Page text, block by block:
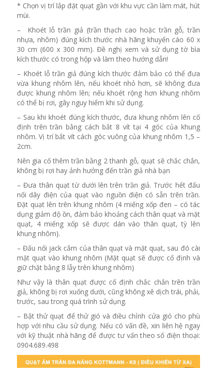
* Chọn vị trí lắp đặt quạt gần với khu vực cần làm mát, hút
mùi.
– Khoét lỗ trần giả (trần thạch cao hoặc trần gỗ, trần
nhựa, nhôm) đúng kích thước nhà hãng khuyến cáo 60 x
30 cm (600 x 300 mm). Đề nghị xem và sử dụng tờ bìa
kích thước có trong hộp và làm theo hướng dẫn!
– Khoét lỗ trần giả đúng kích thước đảm bảo có thể đưa
vừa khung nhôm lên, nếu khoét nhỏ hơn, sẽ không đưa
được khung nhôm lên; nếu khoét rộng hơn khung nhôm
có thể bị rơi, gây nguy hiểm khi sử dụng.
– Sau khi khoét đúng kích thước, đưa khung nhôm lên cố
định trên trần bằng cách bắt 8 vít tại 4 góc của khung
nhôm. Vị trí bắt vít cách góc vuông của khung nhôm 1,5 –
2cm.
Nên gia cố thêm trần bằng 2 thanh gỗ, quạt sẽ chắc chắn,
không bị rơi hay ảnh hưởng đến trần giả nhà bạn
– Đưa thân quạt từ dưới lên trên trần giả. Trước hết đấu
nối dây điện của quạt vào nguồn điện có sẵn trên trần.
Đặt quạt lên trên khung nhôm (4 miếng xốp đen – có tác
dụng giảm độ ồn, đảm bảo khoảng cách thân quạt và mặt
quạt, 4 miếng xốp sẽ được dán vào thân quạt, tỳ lên
khung nhôm).
– Đấu nối jack cắm của thân quạt và mặt quạt, sau đó cài
mặt quạt vào khung nhôm (Mặt quạt sẽ được cố định và
giữ chặt bằng 8 lẫy trên khung nhôm)
Như vậy là thân quạt được cố định chắc chắn trên trần
giả, không bị rơi xuống dưới, cũng không xê dịch trái, phải,
trước, sau trong quá trình sử dụng.
– Bật thử quạt để thử gió và điều chỉnh cửa gió cho phù
hợp với nhu cầu sử dụng. Nếu có vấn đề, xin liên hệ ngay
với kỹ thuật nhà hãng để được tư vấn theo số điện thoại:
0904.689.498